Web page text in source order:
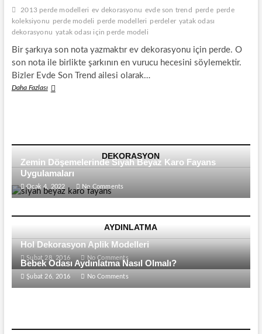
2013 perde modelleri ev dekorasyonu evde son trend perde perde
koleksiyonu perde modeli perde modelleri perdeler yatak odası
dekorasyonu yatak odası için perde modeli
Bir şarkıya son nota yazmaktır ev dekorasyonu için perde. O
son nota ile birlikte şarkının en vurucu hecesini söylemektir.
Bizler Evde Son Trend ailesi olarak…
Daha FazlasıEviniz
DEKORASYON
Zemin Döşemelerinde Siyah Beyaz Karo Fayans
Uygulamaları
Ocak 4, 2022 No Comments
AYDINLATMA
Hol Dekorasyon Aplik Modelleri
Şubat 28, 2016 No Comments
Bebek Odası Aydınlatma Nasıl Olmalı?
Şubat 26, 2016 No Comments